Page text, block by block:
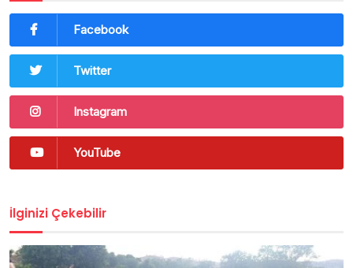
Facebook
Twitter
Instagram
YouTube
İlginizi Çekebilir